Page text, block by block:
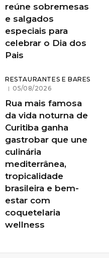
reúne sobremesas
e salgados
especiais para
celebrar o Dia dos
Pais
RESTAURANTES E BARES
05/08/2026
Rua mais famosa
da vida noturna de
Curitiba ganha
gastrobar que une
culinária
mediterrânea,
tropicalidade
brasileira e bem-
estar com
coquetelaria
wellness